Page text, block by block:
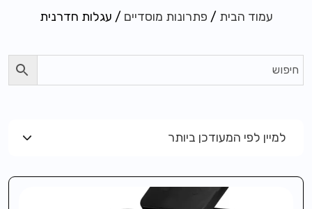
עמוד הבית / פתרונות מוסדיים / עגלות חדרנית
למיין לפי המעודכן ביותר